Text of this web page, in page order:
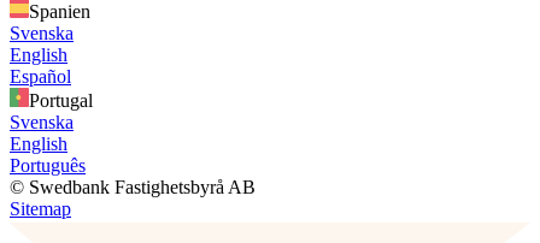
Spanien
Svenska
English
Español
Portugal
Svenska
English
Português
© Swedbank Fastighetsbyrå AB
Sitemap